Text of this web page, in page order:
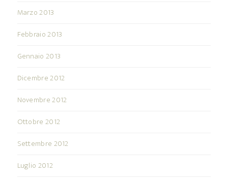
Marzo 2013
Febbraio 2013
Gennaio 2013
Dicembre 2012
Novembre 2012
Ottobre 2012
Settembre 2012
Luglio 2012